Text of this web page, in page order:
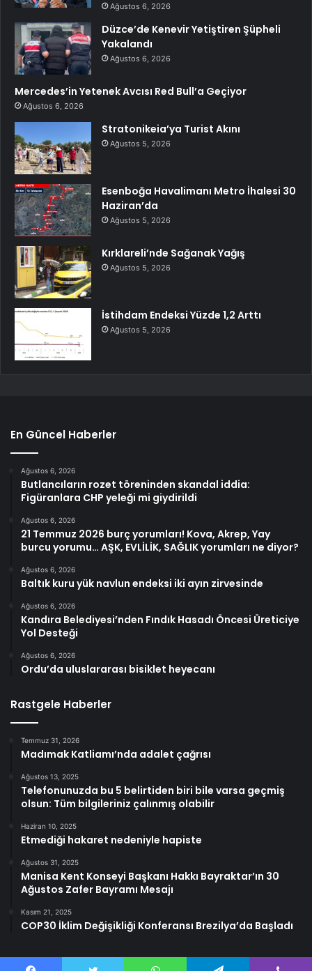
Ağustos 6, 2026
Düzce’de Kenevir Yetiştiren Şüpheli
Yakalandı
Ağustos 6, 2026
Mercedes’in Yetenek Avcısı Red Bull’a Geçiyor
Ağustos 6, 2026
Stratonikeia’ya Turist Akını
Ağustos 5, 2026
Esenboğa Havalimanı Metro İhalesi 30
Haziran’da
Ağustos 5, 2026
Kırklareli’nde Sağanak Yağış
Ağustos 5, 2026
İstihdam Endeksi Yüzde 1,2 Arttı
Ağustos 5, 2026
En Güncel Haberler
Ağustos 6, 2026
Butlancıların rozet töreninden skandal iddia:
Figüranlara CHP yeleği mi giydirildi
Ağustos 6, 2026
21 Temmuz 2026 burç yorumları! Kova, Akrep, Yay
burcu yorumu… AŞK, EVLİLİK, SAĞLIK yorumları ne diyor?
Ağustos 6, 2026
Baltık kuru yük navlun endeksi iki ayın zirvesinde
Ağustos 6, 2026
Kandıra Belediyesi’nden Fındık Hasadı Öncesi Üreticiye
Yol Desteği
Ağustos 6, 2026
Ordu’da uluslararası bisiklet heyecanı
Rastgele Haberler
Temmuz 31, 2026
Madımak Katliamı’nda adalet çağrısı
Ağustos 13, 2025
Telefonunuzda bu 5 belirtiden biri bile varsa geçmiş
olsun: Tüm bilgileriniz çalınmış olabilir
Haziran 10, 2025
Etmediği hakaret nedeniyle hapiste
Ağustos 31, 2025
Manisa Kent Konseyi Başkanı Hakkı Bayraktar’ın 30
Ağustos Zafer Bayramı Mesajı
Kasım 21, 2025
COP30 İklim Değişikliği Konferansı Brezilya’da Başladı